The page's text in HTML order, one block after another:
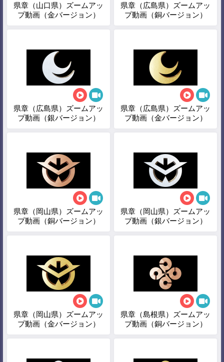
県章（山口県）ズームアッ
プ動画（金バージョン）
県章（広島県）ズームアッ
プ動画（銅バージョン）
県章（広島県）ズームアッ
プ動画（銀バージョン）
県章（広島県）ズームアッ
プ動画（金バージョン）
県章（岡山県）ズームアッ
プ動画（銅バージョン）
県章（岡山県）ズームアッ
プ動画（銀バージョン）
県章（岡山県）ズームアッ
プ動画（金バージョン）
県章（島根県）ズームアッ
プ動画（銅バージョン）